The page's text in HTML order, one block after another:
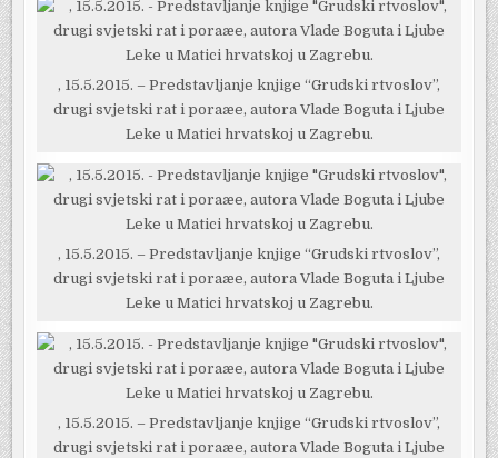
, 15.5.2015. – Predstavljanje knjige “Grudski rtvoslov”,
drugi svjetski rat i poraæe, autora Vlade Boguta i Ljube
Leke u Matici hrvatskoj u Zagrebu.
, 15.5.2015. – Predstavljanje knjige “Grudski rtvoslov”,
drugi svjetski rat i poraæe, autora Vlade Boguta i Ljube
Leke u Matici hrvatskoj u Zagrebu.
, 15.5.2015. – Predstavljanje knjige “Grudski rtvoslov”,
drugi svjetski rat i poraæe, autora Vlade Boguta i Ljube